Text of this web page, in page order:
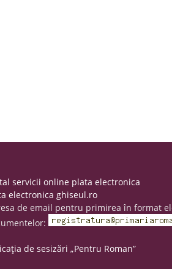
servicii online plata electronica
electronica ghiseul.ro
de email pentru primirea în format
de sesizări „Pentru Roman”